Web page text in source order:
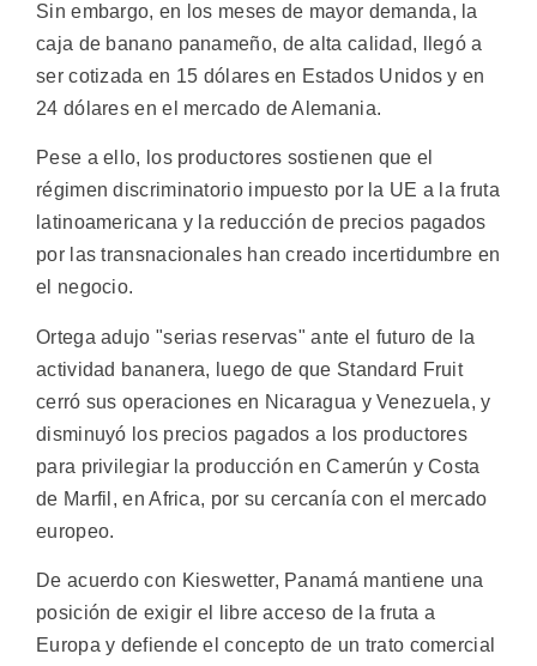
Sin embargo, en los meses de mayor demanda, la
caja de banano panameño, de alta calidad, llegó a
ser cotizada en 15 dólares en Estados Unidos y en
24 dólares en el mercado de Alemania.
Pese a ello, los productores sostienen que el
régimen discriminatorio impuesto por la UE a la fruta
latinoamericana y la reducción de precios pagados
por las transnacionales han creado incertidumbre en
el negocio.
Ortega adujo "serias reservas" ante el futuro de la
actividad bananera, luego de que Standard Fruit
cerró sus operaciones en Nicaragua y Venezuela, y
disminuyó los precios pagados a los productores
para privilegiar la producción en Camerún y Costa
de Marfil, en Africa, por su cercanía con el mercado
europeo.
De acuerdo con Kieswetter, Panamá mantiene una
posición de exigir el libre acceso de la fruta a
Europa y defiende el concepto de un trato comercial